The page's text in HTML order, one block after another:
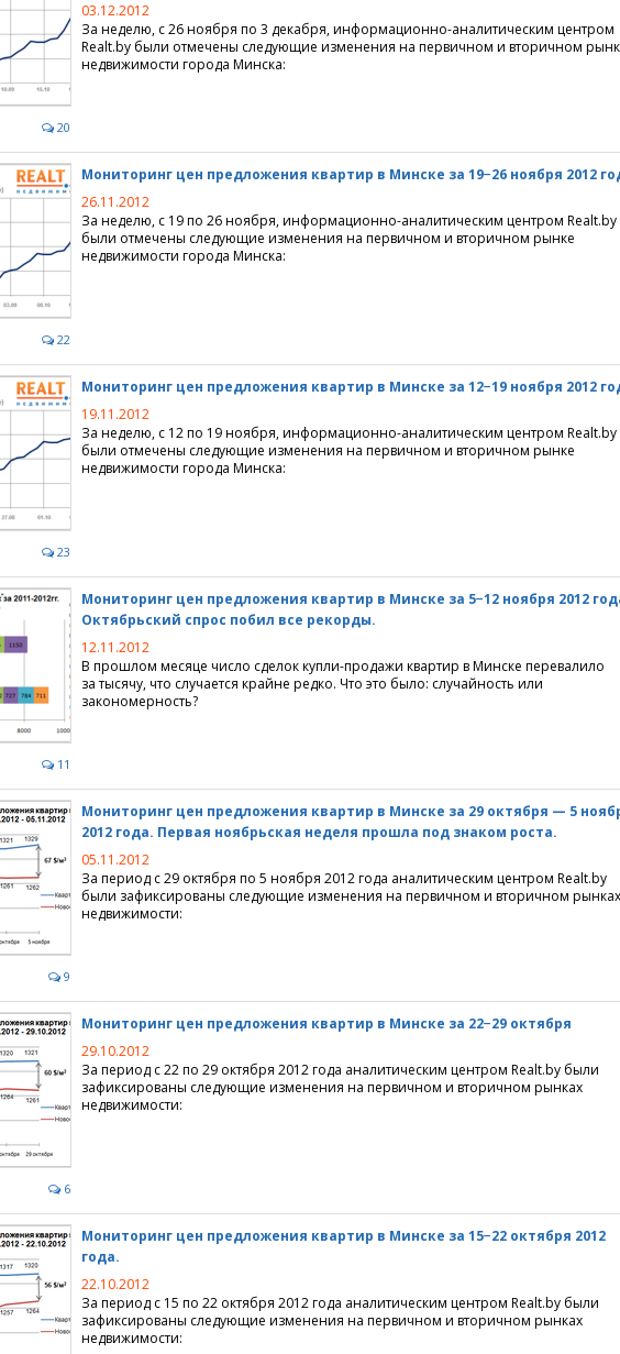
загородной недвижимости
дома, коттеджа, дачи
юридического адреса
центры
коммерческой недвижимости
арендной платы на офисы
центры
компаний
рынка недвижимости
для покупателей
игры
предложения
проекты
долевое строительство
для пользователей
сайта
объединения
издания
3.0
знать
сайта
в интернет
и мероприятия
аналитика, мониторинг рынка
мониторинги
загородной недвижимости
рынка продажи квартир
и итоги
недвижимости
и ремонт
отделка
компании
20
03.12.2012
За неделю, с 26 ноября по 3 декабря, информационно-аналитическим центром
Realt.by были отмечены следующие изменения на первичном и вторичном
недвижимости города Минска:
22
Мониторинг цен предложения квартир в Минске за 19−26 ноября 2012
26.11.2012
За неделю, с 19 по 26 ноября, информационно-аналитическим центром Realt.by
были отмечены следующие изменения на первичном и вторичном рынке
недвижимости города Минска:
23
Мониторинг цен предложения квартир в Минске за 12−19 ноября 2012
19.11.2012
За неделю, с 12 по 19 ноября, информационно-аналитическим центром Realt.by
были отмечены следующие изменения на первичном и вторичном рынке
недвижимости города Минска:
11
Мониторинг цен предложения квартир в Минске за 5−12 ноября 2012
Октябрьский спрос побил все рекорды.
12.11.2012
В прошлом месяце число сделок купли-продажи квартир в Минске перевалило
за тысячу, что случается крайне редко. Что это было: случайность или
закономерность?
9
Мониторинг цен предложения квартир в Минске за 29 октября — 5
2012 года. Первая ноябрьская неделя прошла под знаком роста.
05.11.2012
За период с 29 октября по 5 ноября 2012 года аналитическим центром Realt.by
были зафиксированы следующие изменения на первичном и вторичном рынках
недвижимости:
6
Мониторинг цен предложения квартир в Минске за 22−29 октября
29.10.2012
За период с 22 по 29 октября 2012 года аналитическим центром Realt.by были
зафиксированы следующие изменения на первичном и вторичном рынках
недвижимости:
Мониторинг цен предложения квартир в Минске за 15−22 октября 2012
года.
22.10.2012
За период с 15 по 22 октября 2012 года аналитическим центром Realt.by были
зафиксированы следующие изменения на первичном и вторичном рынках
недвижимости: